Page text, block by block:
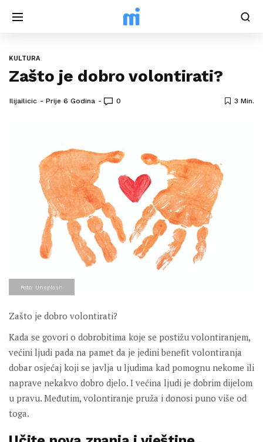
KULTURA
Zašto je dobro volontirati?
Ilijailicic Prije 6 Godina 0 3 Min.
Foto: Unsplash
Zašto je dobro volontirati?
Kada se govori o dobrobitima koje se postižu volontiranjem,
većini ljudi pada na pamet da je jedini benefit volontiranja
dobar osjećaj koji se javlja u ljudima kad pomognu nekome ili
naprave nekakvo dobro djelo. I većina ljudi je dobrim dijelom
u pravu. Međutim, volontiranje pruža i donosi puno više od
toga.